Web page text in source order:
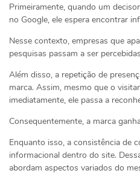
Primeiramente, quando um
no Google, ele espera encontrar
Nesse contexto, empresas que
pesquisas passam a ser
Além disso, a repetição de
marca. Assim, mesmo que o
imediatamente, ele passa a
Consequentemente, a marca
Enquanto isso, a consistência de
informacional dentro do site.
abordam aspectos variados do